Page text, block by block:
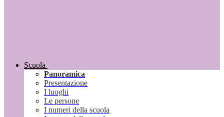
Scuola
Panoramica
Presentazione
I luoghi
Le persone
I numeri della scuola